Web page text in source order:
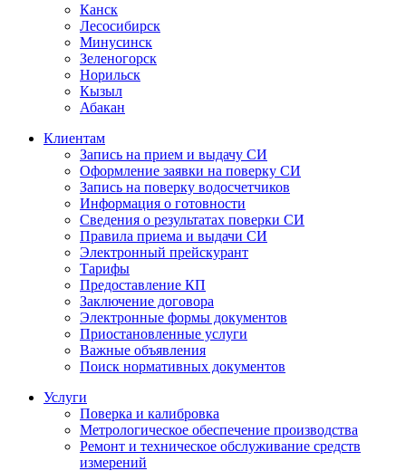
Канск
Лесосибирск
Минусинск
Зеленогорск
Норильск
Кызыл
Абакан
Клиентам
Запись на прием и выдачу СИ
Оформление заявки на поверку СИ
Запись на поверку водосчетчиков
Информация о готовности
Сведения о результатах поверки СИ
Правила приема и выдачи СИ
Электронный прейскурант
Тарифы
Предоставление КП
Заключение договора
Электронные формы документов
Приостановленные услуги
Важные объявления
Поиск нормативных документов
Услуги
Поверка и калибровка
Метрологическое обеспечение производства
Ремонт и техническое обслуживание средств
измерений